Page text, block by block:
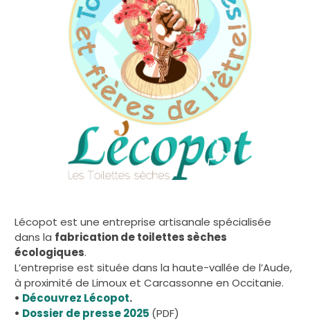
Lécopot est une entreprise artisanale spécialisée
dans la fabrication de toilettes sèches
écologiques.
L’entreprise est située dans la haute-vallée de l’Aude,
à proximité de Limoux et Carcassonne en Occitanie.
• Découvrez Lécopot.
• Dossier de presse 2025 (PDF)